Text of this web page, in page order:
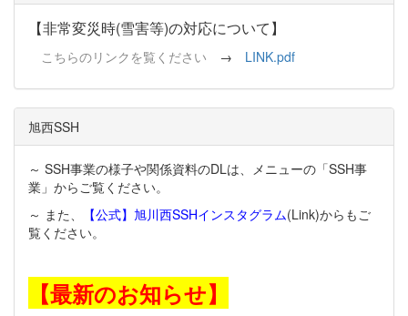
【非常変災時(雪害等)の対応について】
こちらのリンクを覧ください → LINK.pdf
旭西SSH
～ SSH事業の様子や関係資料のDLは、メニューの「SSH事
業」からご覧ください。
～ また、
【公式】旭川西SSHインスタグラム(Link)からもご
覧ください。
【最新のお知らせ】